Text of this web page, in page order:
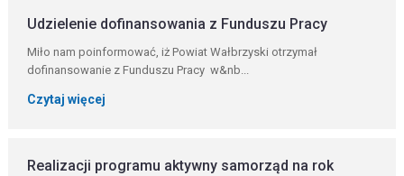
Udzielenie dofinansowania z Funduszu Pracy
Miło nam poinformować, iż Powiat Wałbrzyski otrzymał
dofinansowanie z Funduszu Pracy w&nb...
Czytaj więcej
Realizacji programu aktywny samorząd na rok